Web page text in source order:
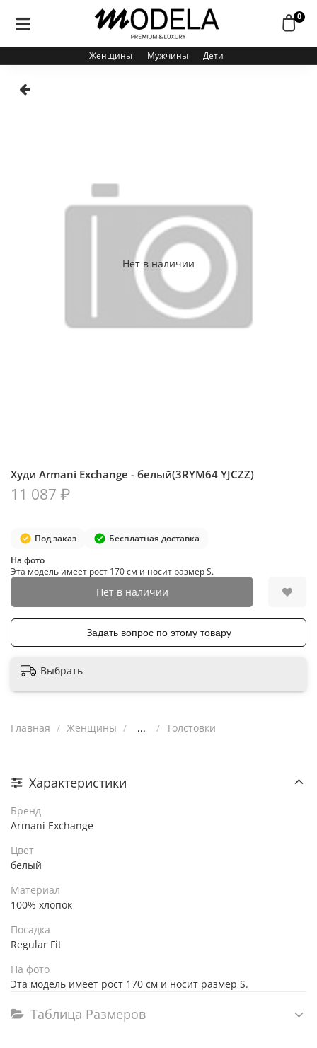
0
Женщины Мужчины Дети
Нет в наличии
Худи Armani Exchange - белый(3RYM64 YJCZZ)
Под заказ Бесплатная доставка
11 087 ₽
Нет в наличии
На фото
Эта модель имеет рост 170 см и носит размер S.
Задать вопрос по этому товару
Выбрать
Главная Женщины ... Толстовки
Характеристики
Бренд
Armani Exchange
Цвет
белый
Материал
100% хлопок
Посадка
Regular Fit
На фото
Эта модель имеет рост 170 см и носит размер S.
Таблица Размеров